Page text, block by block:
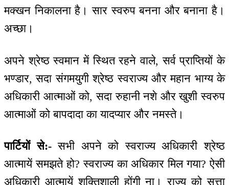
मक्खन निकालना है। सार स्वरुप बनना और बनाना है।
अच्छा।
अपने श्रेष्ठ स्वमान में स्थित रहने वाले, सर्व प्राप्तियों के
भण्डार, सदा संगमयुगी श्रेष्ठ स्वराज्य और महान भाग्य के
अधिकारी आत्माओं को, सदा रुहानी नशे और खुशी स्वरुप
आत्माओं को बापदादा का यादप्यार और नमस्ते।
पार्टियों से:-सभी अपने को स्वराज्य अधिकारी श्रेष्ठ
आत्मायें समझते हो? स्वराज्य का अधिकार मिल गया? ऐसी
अधिकारी आत्मायें शक्तिशाली होंगी ना। राज्य को सत्ता